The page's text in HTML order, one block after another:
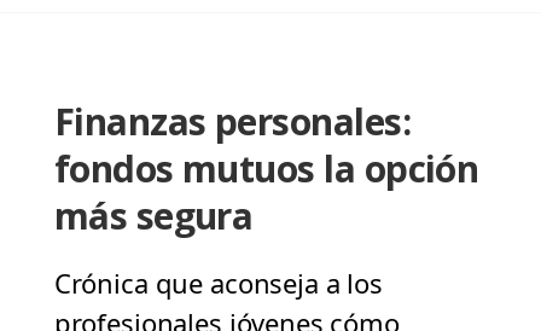
Finanzas personales:
fondos mutuos la opción
más segura
Crónica que aconseja a los
profesionales jóvenes cómo